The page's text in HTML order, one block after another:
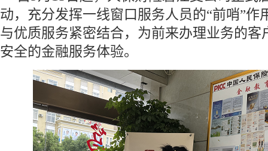
动，充分发挥一线窗口服务人员的“前哨”作
与优质服务紧密结合，为前来办理业务的客
安全的金融服务体验。